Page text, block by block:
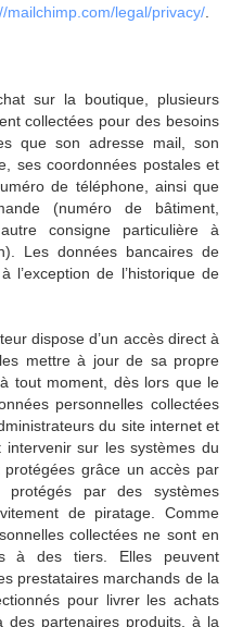
mailchimp.com/legal/privacy/
sur la boutique, plusieurs
collectées pour des besoins
que son adresse mail, son
ses coordonnées postales et
de téléphone, ainsi que
(numéro de bâtiment,
consigne particulière à
Les données bancaires de
l’exception de l’historique de
dispose d’un accès direct à
mettre à jour de sa propre
tout moment, dès lors que le
personnelles collectées
du site internet et
sur les systèmes du
protégées grâce un accès par
par des systèmes
de piratage. Comme
collectées ne sont en
à des tiers. Elles peuvent
prestataires marchands de la
pour livrer les achats
des partenaires produits, à la